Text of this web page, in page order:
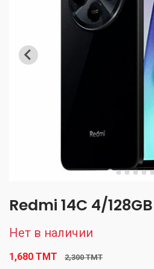
Redmi 14C 4/128GB
Нет в наличии
1,680 TMT 2,300 TMT